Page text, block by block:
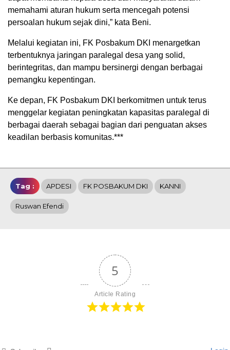
memahami aturan hukum serta mencegah potensi
persoalan hukum sejak dini,” kata Beni.
Melalui kegiatan ini, FK Posbakum DKI menargetkan
terbentuknya jaringan paralegal desa yang solid,
berintegritas, dan mampu bersinergi dengan berbagai
pemangku kepentingan.
Ke depan, FK Posbakum DKI berkomitmen untuk terus
menggelar kegiatan peningkatan kapasitas paralegal di
berbagai daerah sebagai bagian dari penguatan akses
keadilan berbasis komunitas.***
Tag : APDESI FK POSBAKUM DKI KANNI
Ruswan Efendi
5
Article Rating